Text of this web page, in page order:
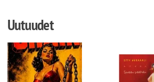
Uutuudet